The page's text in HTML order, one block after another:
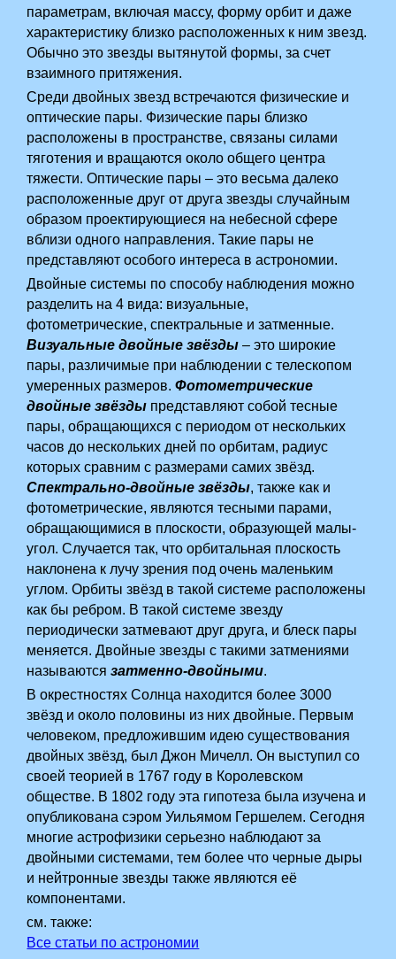
параметрам, включая массу, форму орбит и даже
характеристику близко расположенных к ним звезд.
Обычно это звезды вытянутой формы, за счет
взаимного притяжения.
Среди двойных звезд встречаются физические и
оптические пары. Физические пары близко
расположены в пространстве, связаны силами
тяготения и вращаются около общего центра
тяжести. Оптические пары – это весьма далеко
расположенные друг от друга звезды случайным
образом проектирующиеся на небесной сфере
вблизи одного направления. Такие пары не
представляют особого интереса в астрономии.
Двойные системы по способу наблюдения можно
разделить на 4 вида: визуальные,
фотометрические, спектральные и затменные.
Визуальные двойные звёзды – это широкие
пары, различимые при наблюдении с телескопом
умеренных размеров.Фотометрические
двойные звёзды представляют собой тесные
пары, обращающихся с периодом от нескольких
часов до нескольких дней по орбитам, радиус
которых сравним с размерами самих звёзд.
Спектрально-двойные звёзды, также как и
фотометрические, являются тесными парами,
обращающимися в плоскости, образующей малы­­­­­
угол. Случается так, что орбитальная плоскость
наклонена к лучу зрения под очень маленьким
углом. Орбиты звёзд в такой системе расположены
как бы ребром. В такой системе звезду
периодически затмевают друг друга, и блеск пары
меняется. Двойные звезды с такими затмениями
называютсязатменно-двойными.
В окрестностях Солнца находится более 3000
звёзд и около половины из них двойные. Первым
человеком, предложившим идею существования
двойных звёзд, был Джон Мичелл. Он выступил со
своей теорией в 1767 году в Королевском
обществе. В 1802 году эта гипотеза была изучена и
опубликована сэром Уильямом Гершелем. Сегодня
многие астрофизики серьезно наблюдают за
двойными системами, тем более что черные дыры
и нейтронные звезды также являются её
компонентами.
см. также:
Все статьи по астрономии